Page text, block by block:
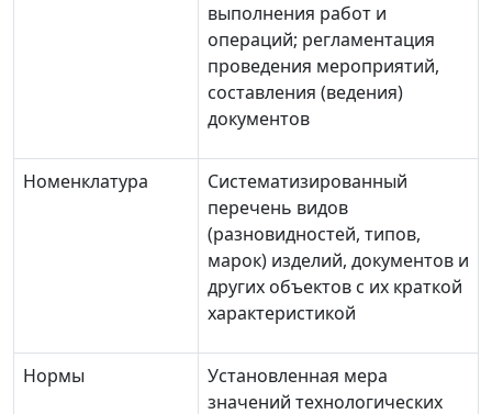
выполнения работ и
операций; регламентация
проведения мероприятий,
составления (ведения)
документов
Номенклатура
Систематизированный
перечень видов
(разновидностей, типов,
марок) изделий, документов и
других объектов с их краткой
характеристикой
Нормы
Установленная мера
значений технологических